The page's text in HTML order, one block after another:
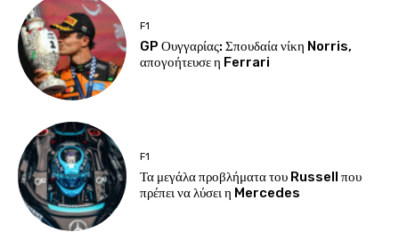
F1
GP Ουγγαρίας: Σπουδαία νίκη Norris,
απογοήτευσε η Ferrari
F1
Τα μεγάλα προβλήματα του Russell που
πρέπει να λύσει η Mercedes